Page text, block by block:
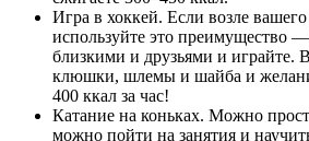
Игра в хоккей. Если возле вашего
используйте это преимущество
близкими и друзьями и играйте.
клюшки, шлемы и шайба и
400 ккал за час!
Катание на коньках. Можно
можно пойти на занятия и